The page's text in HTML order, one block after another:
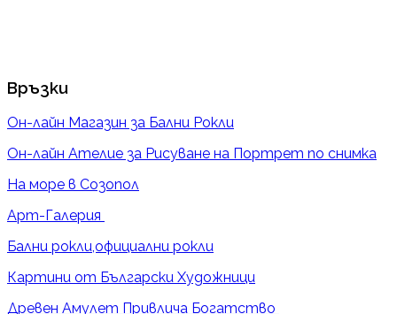
Връзки
Он-лайн Магазин за Бални Рокли
Он-лайн Ателие за Рисуване на Портрет по снимка
На море в Созопол
Арт-Галерия
Бални рокли,официални рокли
Картини от Български Художници
Древен Амулет Привлича Богатство